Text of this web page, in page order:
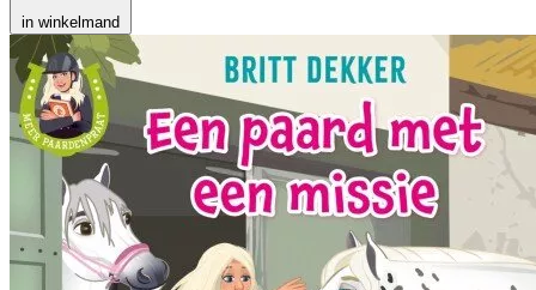
in winkelmand